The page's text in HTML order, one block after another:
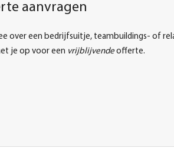
aanvragen
over een bedrijfsuitje, teambuildings- of
je op voor een vrijblijvende offerte.